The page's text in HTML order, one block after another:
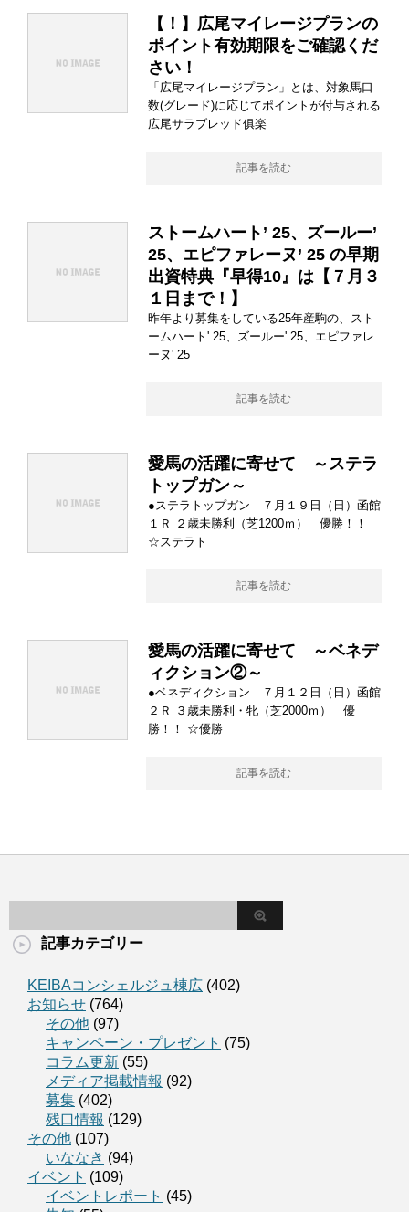
【！】広尾マイレージプランの
ポイント有効期限をご確認くだ
さい！
「広尾マイレージプラン」とは、対象馬口
数(グレード)に応じてポイントが付与される
広尾サラブレッド俱楽
記事を読む
ストームハート’ 25、ズールー’
25、エピファレーヌ’ 25 の早期
出資特典『早得10』は【７月３
１日まで！】
昨年より募集をしている25年産駒の、スト
ームハート' 25、ズールー' 25、エピファレ
ーヌ' 25
記事を読む
愛馬の活躍に寄せて ～ステラ
トップガン～
●ステラトップガン ７月１９日（日）函館
１Ｒ ２歳未勝利（芝1200ｍ） 優勝！！
☆ステラト
記事を読む
愛馬の活躍に寄せて ～ベネデ
ィクション②～
●ベネディクション ７月１２日（日）函館
２Ｒ ３歳未勝利・牝（芝2000ｍ） 優
勝！！ ☆優勝
記事を読む
記事カテゴリー
KEIBAコンシェルジュ棟広 (402)
お知らせ (764)
その他 (97)
キャンペーン・プレゼント (75)
コラム更新 (55)
メディア掲載情報 (92)
募集 (402)
残口情報 (129)
その他 (107)
いななき (94)
イベント (109)
イベントレポート (45)